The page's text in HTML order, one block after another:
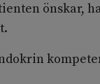
önskar,